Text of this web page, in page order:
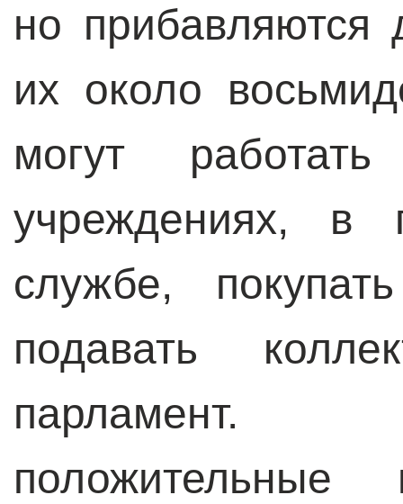
но прибавляются
их около
могут
учреждениях, в
службе,
подавать
парламент.